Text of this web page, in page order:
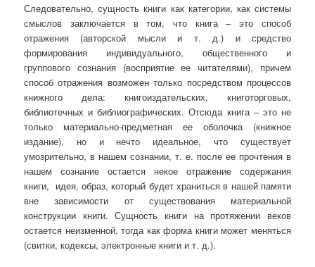
Следовательно, сущность книги как категории, как системы
смыслов заключается в том, что книга – это способ
отражения (авторской мысли и т. д.) и средство
формирования индивидуального, общественного и
группового сознания (восприятие ее читателями), причем
способ отражения возможен только посредством процессов
книжного дела: книгоиздательских, книготорговых,
библиотечных и библиографических. Отсюда книга – это не
только материально-предметная ее оболочка (книжное
издание), но и нечто идеальное, что существует
умозрительно, в нашем сознании, т. е. после ее прочтения в
нашем сознание остается некое отражение содержания
книги, идея, образ, который будет храниться в нашей памяти
вне зависимости от существования материальной
конструкции книги. Сущность книги на протяжении веков
остается неизменной, тогда как форма книги может меняться
(свитки, кодексы, электронные книги и т. д.).